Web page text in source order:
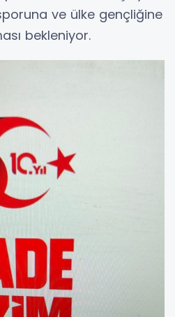
ve ülke gençliğine
bekleniyor.